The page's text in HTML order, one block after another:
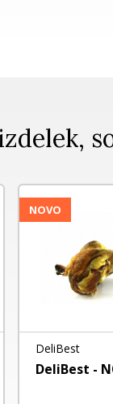
NOVO
DeliBest
DeliBest -